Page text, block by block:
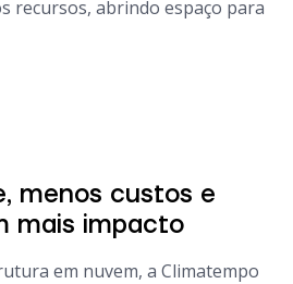
recursos, abrindo espaço para
menos custos e
mais impacto
em nuvem, a Climatempo